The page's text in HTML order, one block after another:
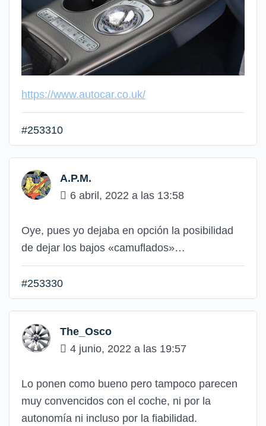
https://www.autocar.co.uk/
#253310
A.P.M.
6 abril, 2022 a las 13:58
Oye, pues yo dejaba en opción la posibilidad
de dejar los bajos «camuflados»…
#253330
The_Osco
4 junio, 2022 a las 19:57
Lo ponen como bueno pero tampoco parecen
muy convencidos con el coche, ni por la
autonomía ni incluso por la fiabilidad.